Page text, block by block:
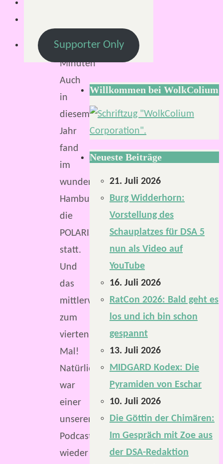
Lesezeit:
2
Minuten
Auch
in
diesem
Jahr
fand
im
wunderschönen
Hamburg
die
POLARIS
statt.
Und
das
mittlerweile
zum
vierten
Mal!
Natürlich
war
einer
unserer
Podcaster
wieder
Supporter Only
Willkommen bei WolkColium
Neueste Beiträge
21. Juli 2026
Burg Widderhorn:
Vorstellung des
Schauplatzes für DSA 5
nun als Video auf
YouTube
16. Juli 2026
RatCon 2026: Bald geht es
los und ich bin schon
gespannt
13. Juli 2026
MIDGARD Kodex: Die
Pyramiden von Eschar
10. Juli 2026
Die Göttin der Chimären:
Im Gespräch mit Zoe aus
der DSA-Redaktion